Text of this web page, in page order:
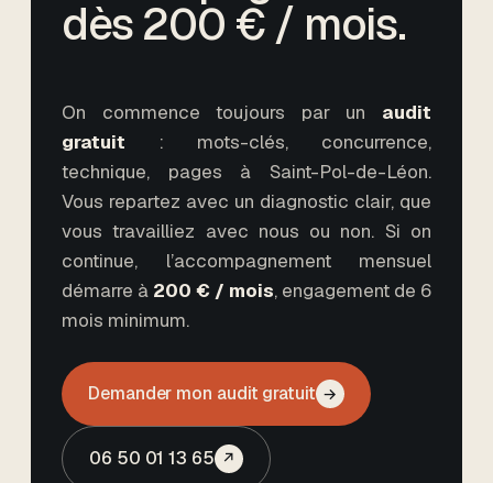
dès200 € / mois.
On commence toujours par un
audit
gratuit : mots-clés, concurrence,
technique, pages à Saint-Pol-de-Léon.
Vous repartez avec un diagnostic clair, que
vous travailliez avec nous ou non. Si on
continue, l’accompagnement mensuel
démarre à 200 € / mois, engagement de 6
mois minimum.
Demander mon audit gratuit →
06 50 01 13 65 ↗